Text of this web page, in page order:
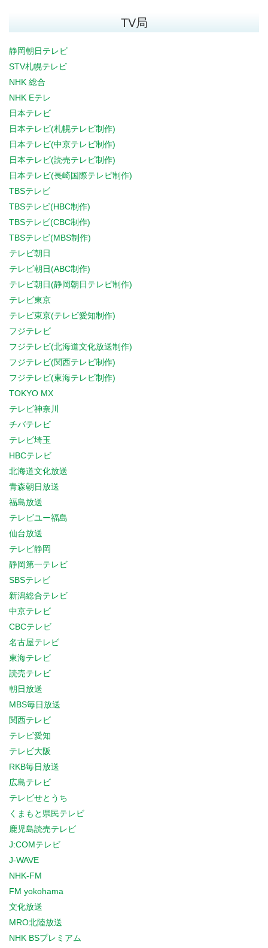
TV局
静岡朝日テレビ
STV札幌テレビ
NHK 総合
NHK Eテレ
日本テレビ
日本テレビ(札幌テレビ制作)
日本テレビ(中京テレビ制作)
日本テレビ(読売テレビ制作)
日本テレビ(長崎国際テレビ制作)
TBSテレビ
TBSテレビ(HBC制作)
TBSテレビ(CBC制作)
TBSテレビ(MBS制作)
テレビ朝日
テレビ朝日(ABC制作)
テレビ朝日(静岡朝日テレビ制作)
テレビ東京
テレビ東京(テレビ愛知制作)
フジテレビ
フジテレビ(北海道文化放送制作)
フジテレビ(関西テレビ制作)
フジテレビ(東海テレビ制作)
TOKYO MX
テレビ神奈川
チバテレビ
テレビ埼玉
HBCテレビ
北海道文化放送
青森朝日放送
福島放送
テレビユー福島
仙台放送
テレビ静岡
静岡第一テレビ
SBSテレビ
新潟総合テレビ
中京テレビ
CBCテレビ
名古屋テレビ
東海テレビ
読売テレビ
朝日放送
MBS毎日放送
関西テレビ
テレビ愛知
テレビ大阪
RKB毎日放送
広島テレビ
テレビせとうち
くまもと県民テレビ
鹿児島読売テレビ
J:COMテレビ
J-WAVE
NHK-FM
FM yokohama
文化放送
MRO北陸放送
NHK BSプレミアム